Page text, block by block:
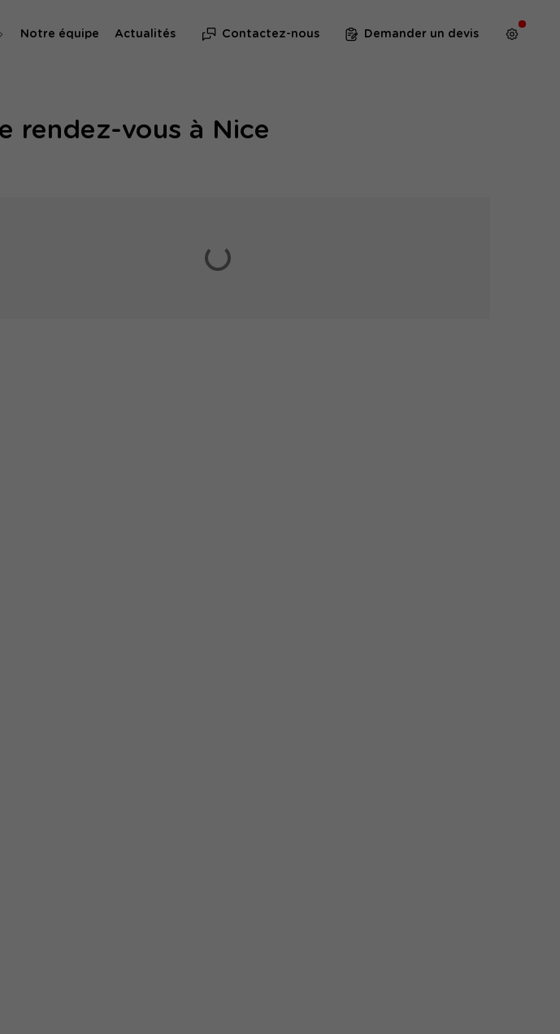
Notre équipe Actualités Contactez-nous Demander un devis
rendez-vous à Nice